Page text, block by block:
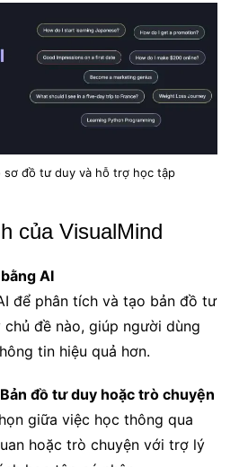
sơ đồ tư duy và hỗ trợ học tập
của VisualMind
AI
để phân tích và tạo bản đồ tư
đề nào, giúp người dùng
tin hiệu quả hơn.
đồ tư duy hoặc trò chuyện
giữa việc học thông qua
hoặc trò chuyện với trợ lý